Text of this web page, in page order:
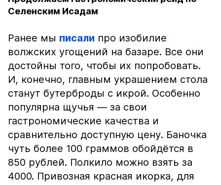
Селенским Исадам
Ранее мы писали про изобилие
волжских угощений на базаре. Все они
достойны того, чтобы их попробовать.
И, конечно, главным украшением стола
станут бутерброды с икрой. Особенно
популярна щучья — за свои
гастрономические качества и
сравнительно доступную цену. Баночка
чуть более 100 граммов обойдётся в
850 рублей. Полкило можно взять за
4000. Привозная красная икорка, для